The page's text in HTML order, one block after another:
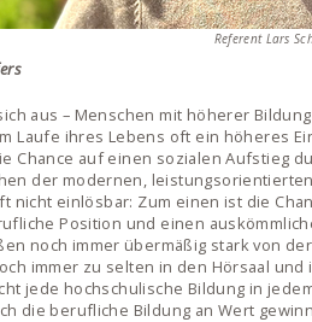
Referent Lars
aus – Menschen mit höherer
Laufe ihres Lebens oft ein höheres
Chance auf einen sozialen Aufstieg
der modernen,
nicht einlösbar: Zum einen ist die
Position und einen
noch immer übermäßig stark von
immer zu selten in den Hörsaal
jede hochschulische Bildung in
die berufliche Bildung an Wert